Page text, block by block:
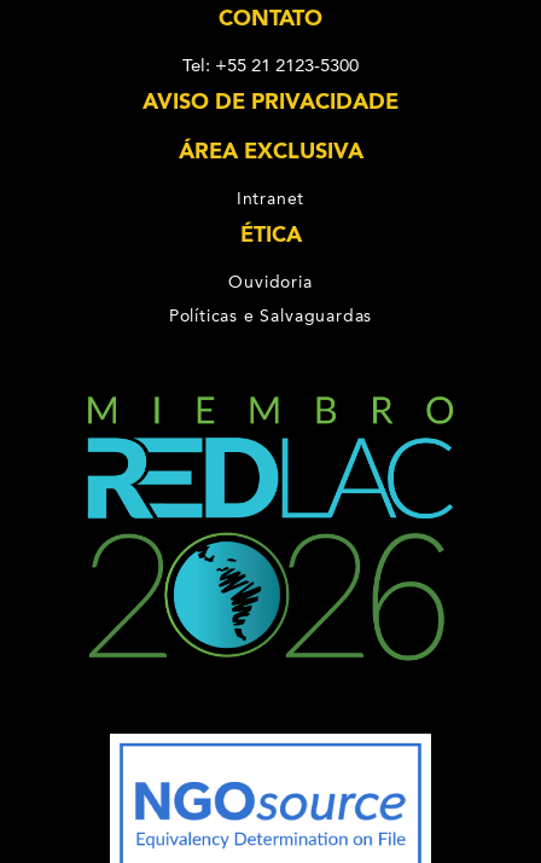
CONTATO
Tel: +55 21 2123-5300
AVISO DE PRIVACIDADE
ÁREA EXCLUSIVA
Intranet
ÉTICA
Ouvidoria
Políticas e Salvaguardas